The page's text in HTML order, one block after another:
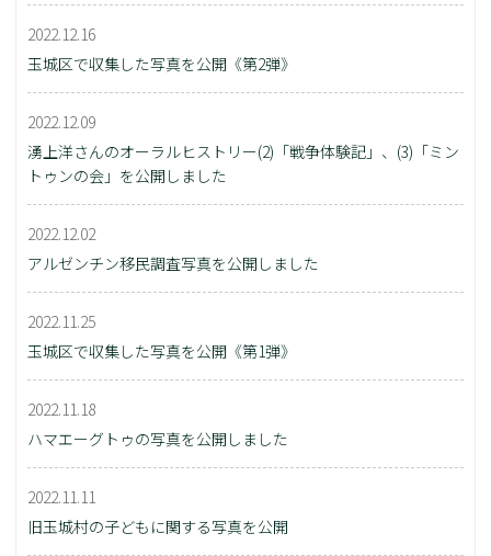
2022.12.16
玉城区で収集した写真を公開《第2弾》
2022.12.09
湧上洋さんのオーラルヒストリー(2)「戦争体験記」、(3)「ミン
トゥンの会」を公開しました
2022.12.02
アルゼンチン移民調査写真を公開しました
2022.11.25
玉城区で収集した写真を公開《第1弾》
2022.11.18
ハマエーグトゥの写真を公開しました
2022.11.11
旧玉城村の子どもに関する写真を公開